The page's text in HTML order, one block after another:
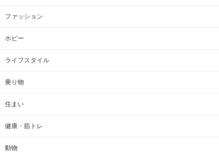
ファッション
ホビー
ライフスタイル
乗り物
住まい
健康・筋トレ
動物